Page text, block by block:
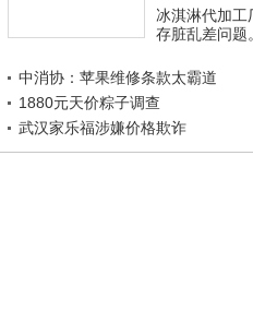
冰淇淋代加工
存脏乱差问题。
中消协：苹果维修条款太霸道
1880元天价粽子调查
武汉家乐福涉嫌价格欺诈